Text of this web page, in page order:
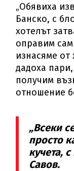
„Обявиха
Банско, с
хотелът
оправим
изнасяме от
дадоха
получим
отношение
„Всеки
просто
кучета,
Савов.